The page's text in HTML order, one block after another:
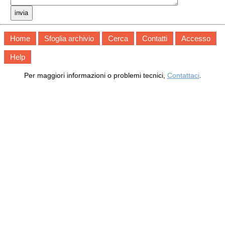
Home Sfoglia archivio Cerca Contatti Accesso
Help
Per maggiori informazioni o problemi tecnici, Contattaci.